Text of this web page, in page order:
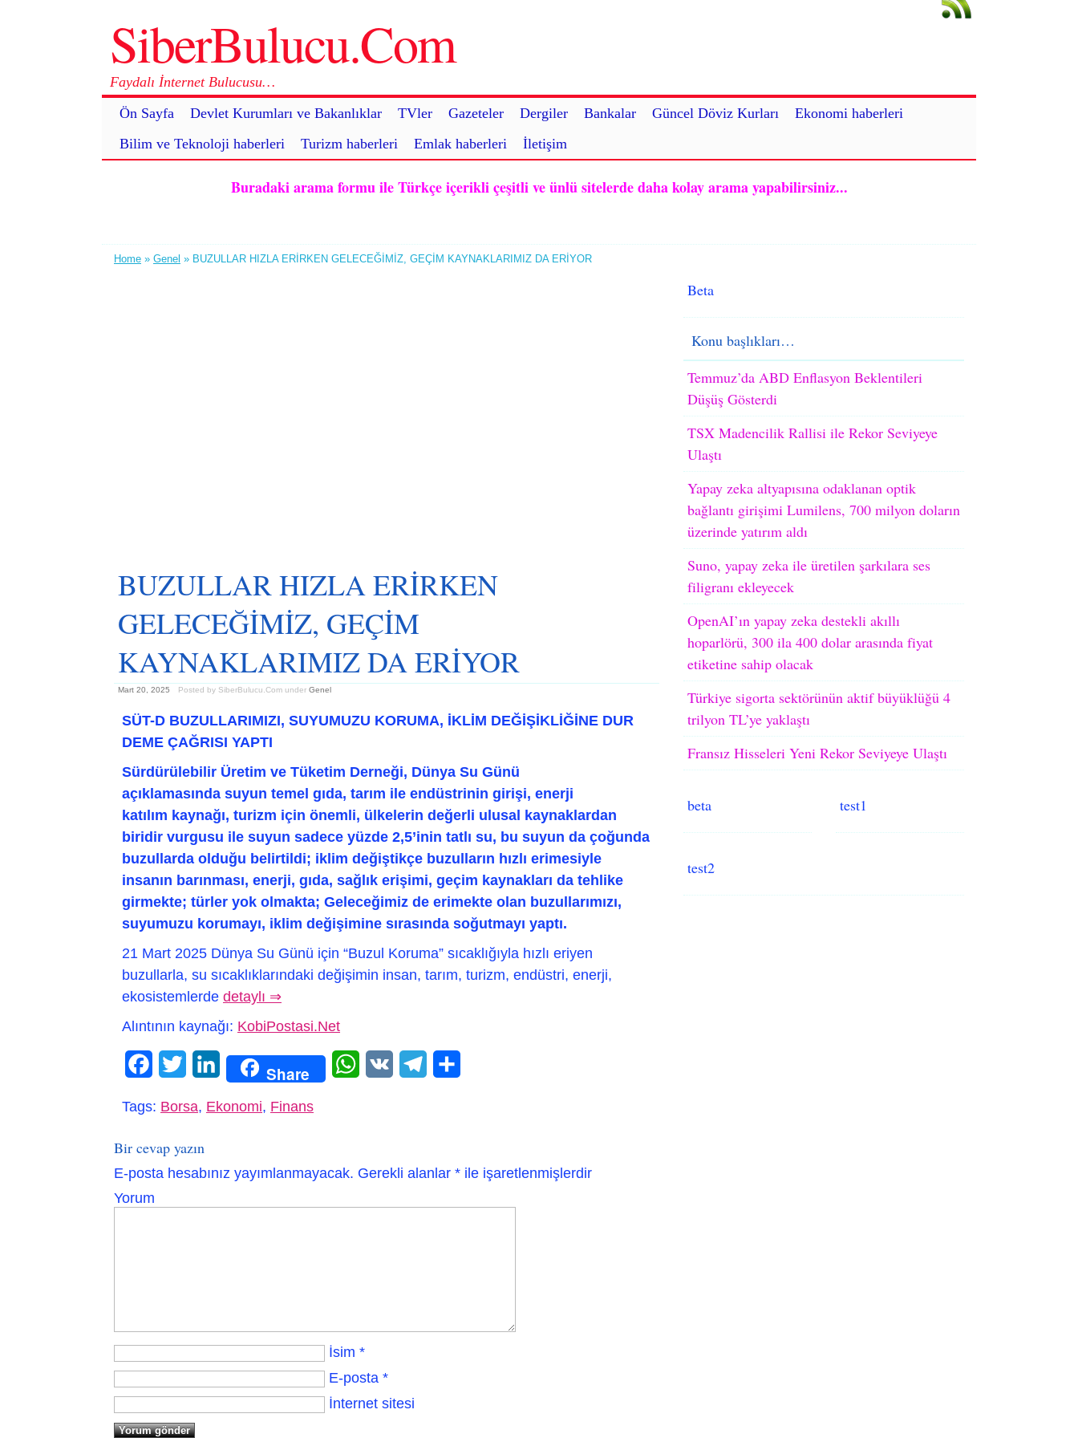
SiberBulucu.Com
Faydalı İnternet Bulucusu…
Ön Sayfa
Devlet Kurumları ve Bakanlıklar TVler Gazeteler Dergiler Bankalar Güncel Döviz Kurları
Ekonomi haberleri
Bilim ve Teknoloji haberleri
Turizm haberleri Emlak haberleri İletişim
Buradaki arama formu ile Türkçe içerikli çeşitli ve ünlü sitelerde daha kolay arama yapabilirsiniz...
Home » Genel » BUZULLAR HIZLA ERİRKEN GELECEĞİMİZ, GEÇİM KAYNAKLARIMIZ DA ERİYOR
BUZULLAR HIZLA ERİRKEN
GELECEĞİMİZ, GEÇİM
KAYNAKLARIMIZ DA ERİYOR
Mart 20, 2025 Posted by SiberBulucu.Com under Genel
SÜT-D BUZULLARIMIZI, SUYUMUZU KORUMA, İKLİM DEĞİŞİKLİĞİNE DUR
DEME ÇAĞRISI YAPTI
Sürdürülebilir Üretim ve Tüketim Derneği, Dünya Su Günü
açıklamasında suyun temel gıda, tarım ile endüstrinin girişi, enerji
katılım kaynağı, turizm için önemli, ülkelerin değerli ulusal kaynaklardan
biridir vurgusu ile suyun sadece yüzde 2,5’inin tatlı su, bu suyun da çoğunda
buzullarda olduğu belirtildi; iklim değiştikçe buzulların hızlı erimesiyle
insanın barınması, enerji, gıda, sağlık erişimi, geçim kaynakları da tehlike
girmekte; türler yok olmakta; Geleceğimiz de erimekte olan buzullarımızı,
suyumuzu korumayı, iklim değişimine sırasında soğutmayı yaptı.
21 Mart 2025 Dünya Su Günü için “Buzul Koruma” sıcaklığıyla hızlı eriyen
buzullarla, su sıcaklıklarındaki değişimin insan, tarım, turizm, endüstri, enerji,
ekosistemlerde detaylı ⇒
Alıntının kaynağı: KobiPostasi.Net
Facebook
Twitter LinkedIn Share WhatsApp
VK Telegram
Tags: Borsa, Ekonomi, Finans
Bir cevap yazın
E-posta hesabınız yayımlanmayacak. Gerekli alanlar * ile işaretlenmişlerdir
Yorum
İsim *
E-posta *
İnternet sitesi
Beta
Konu başlıkları…
Temmuz’da ABD Enflasyon Beklentileri
Düşüş Gösterdi
TSX Madencilik Rallisi ile Rekor Seviyeye
Ulaştı
Yapay zeka altyapısına odaklanan optik
bağlantı girişimi Lumilens, 700 milyon doların
üzerinde yatırım aldı
Suno, yapay zeka ile üretilen şarkılara ses
filigranı ekleyecek
OpenAI’ın yapay zeka destekli akıllı
hoparlörü, 300 ila 400 dolar arasında fiyat
etiketine sahip olacak
Türkiye sigorta sektörünün aktif büyüklüğü 4
trilyon TL’ye yaklaştı
Fransız Hisseleri Yeni Rekor Seviyeye Ulaştı
beta test1
test2